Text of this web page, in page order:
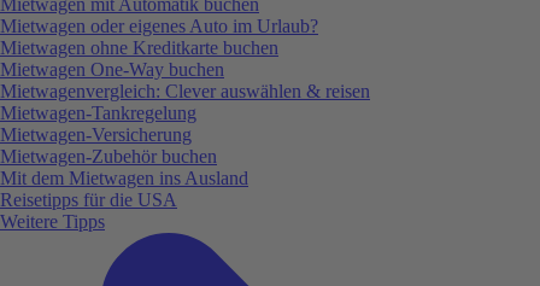
Mietwagen oder eigenes Auto im Urlaub?
Mietwagen ohne Kreditkarte buchen
Mietwagen One-Way buchen
Mietwagenvergleich: Clever auswählen & reisen
Mietwagen-Tankregelung
Mietwagen-Versicherung
Mietwagen-Zubehör buchen
Mit dem Mietwagen ins Ausland
Reisetipps für die USA
Weitere Tipps